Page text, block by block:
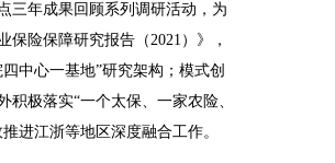
三年成果回顾系列调研活动，为
险保障研究报告（2021）》，
中心一基地”研究架构；模式创
极落实“一个太保、一家农险、
进江浙等地区深度融合工作。